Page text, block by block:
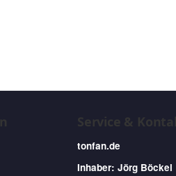
Service &
tonfan.de
Inhaber: Jörg Böckel